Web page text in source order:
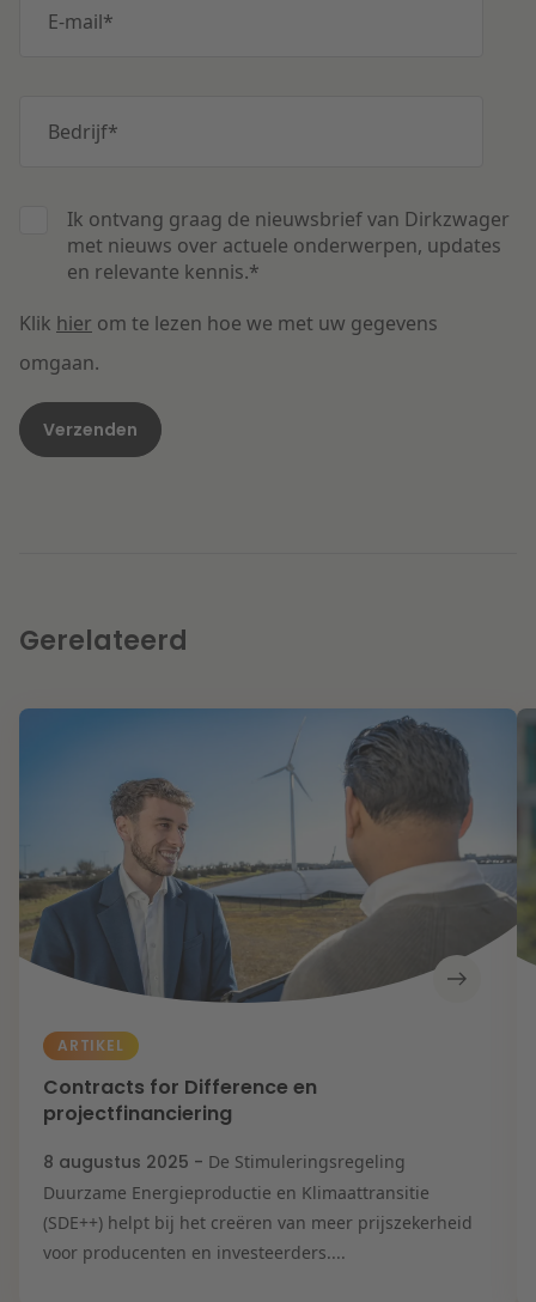
E-mail*
Bedrijf*
Ik ontvang graag de nieuwsbrief van Dirkzwager
met nieuws over actuele onderwerpen, updates
en relevante kennis.*
Klik hier om te lezen hoe we met uw gegevens
omgaan.
Gerelateerd
ARTIKEL
Contracts for Difference en
projectfinanciering
8 augustus 2025 - De Stimuleringsregeling
Duurzame Energieproductie en Klimaattransitie
(SDE++) helpt bij het creëren van meer prijszekerheid
voor producenten en investeerders....